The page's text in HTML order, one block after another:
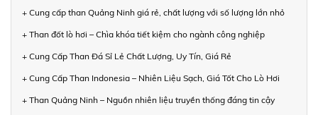
+ Cung cấp than Quảng Ninh giá rẻ, chất lượng với số lượng lớn nhỏ
+ Than đốt lò hơi – Chìa khóa tiết kiệm cho ngành công nghiệp
+ Cung Cấp Than Đá Sỉ Lẻ Chất Lượng, Uy Tín, Giá Rẻ
+ Cung Cấp Than Indonesia – Nhiên Liệu Sạch, Giá Tốt Cho Lò Hơi
+ Than Quảng Ninh – Nguồn nhiên liệu truyền thống đáng tin cậy